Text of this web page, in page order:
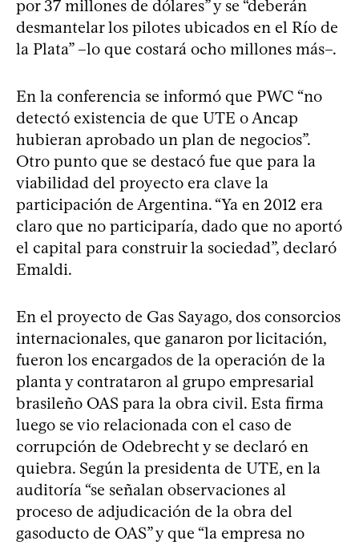
por 37 millones de dólares” y se “deberán
desmantelar los pilotes ubicados en el Río de
la Plata” –lo que costará ocho millones más–.
En la conferencia se informó que PWC “no
detectó existencia de que UTE o Ancap
hubieran aprobado un plan de negocios”.
Otro punto que se destacó fue que para la
viabilidad del proyecto era clave la
participación de Argentina. “Ya en 2012 era
claro que no participaría, dado que no aportó
el capital para construir la sociedad”, declaró
Emaldi.
En el proyecto de Gas Sayago, dos consorcios
internacionales, que ganaron por licitación,
fueron los encargados de la operación de la
planta y contrataron al grupo empresarial
brasileño OAS para la obra civil. Esta firma
luego se vio relacionada con el caso de
corrupción de Odebrecht y se declaró en
quiebra. Según la presidenta de UTE, en la
auditoría “se señalan observaciones al
proceso de adjudicación de la obra del
gasoducto de OAS” y que “la empresa no